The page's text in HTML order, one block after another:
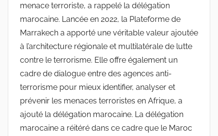
menace terroriste, a rappelé la délégation
marocaine. Lancée en 2022, la Plateforme de
Marrakech a apporté une véritable valeur ajoutée
à l’architecture régionale et multilatérale de lutte
contre le terrorisme. Elle offre également un
cadre de dialogue entre des agences anti-
terrorisme pour mieux identifier, analyser et
prévenir les menaces terroristes en Afrique, a
ajouté la délégation marocaine. La délégation
marocaine a réitéré dans ce cadre que le Maroc